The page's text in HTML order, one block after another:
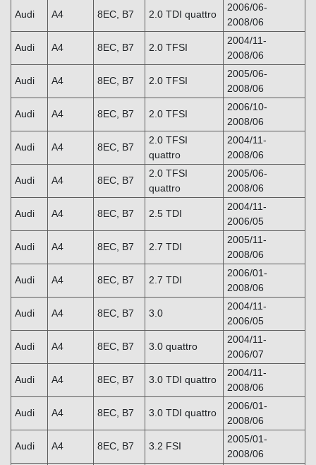
Audi A4 8EC, B7 2.0 TDI quattro
2006/06-
2008/06
Audi A4 8EC, B7 2.0 TFSI
2004/11-
2008/06
Audi A4 8EC, B7 2.0 TFSI
2005/06-
2008/06
Audi A4 8EC, B7 2.0 TFSI
2006/10-
2008/06
Audi A4 8EC, B7
2.0 TFSI
quattro
2004/11-
2008/06
Audi A4 8EC, B7
2.0 TFSI
quattro
2005/06-
2008/06
Audi A4 8EC, B7 2.5 TDI
2004/11-
2006/05
Audi A4 8EC, B7 2.7 TDI
2005/11-
2008/06
Audi A4 8EC, B7 2.7 TDI
2006/01-
2008/06
Audi A4 8EC, B7 3.0
2004/11-
2006/05
Audi A4 8EC, B7 3.0 quattro
2004/11-
2006/07
Audi A4 8EC, B7 3.0 TDI quattro
2004/11-
2008/06
Audi A4 8EC, B7 3.0 TDI quattro
2006/01-
2008/06
Audi A4 8EC, B7 3.2 FSI
2005/01-
2008/06